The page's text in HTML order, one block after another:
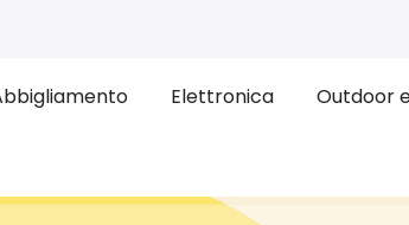
Elettronica Outdoor